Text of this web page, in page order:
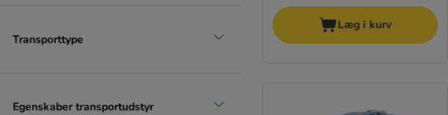
Transporttype
Egenskaber transportudstyr
Læg i kurv